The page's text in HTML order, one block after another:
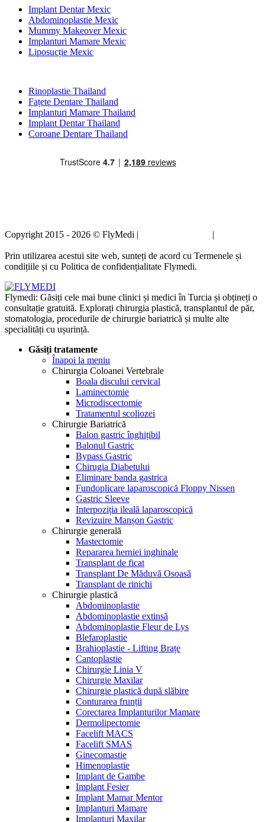
Implant Dentar Mexic
Abdominoplastie Mexic
Mummy Makeover Mexic
Implanturi Mamare Mexic
Liposucție Mexic
Rinoplastie Thailand
Fațete Dentare Thailand
Implanturi Mamare Thailand
Implant Dentar Thailand
Coroane Dentare Thailand
Copyright 2015 - 2026 © FlyMedi | |
Prin utilizarea acestui site web, sunteți de acord cu Termenele și
condițiile și cu Politica de confidențialitate Flymedi.
Flymedi: Găsiți cele mai bune clinici și medici în Turcia și obțineți o
consultație gratuită. Explorați chirurgia plastică, transplantul de păr,
stomatologia, procedurile de chirurgie bariatrică și multe alte
specialități cu ușurință.
Găsiți tratamente
Înapoi la meniu
Chirurgia Coloanei Vertebrale
Boala discului cervical
Laminectomie
Microdiscectomie
Tratamentul scoliozei
Chirurgie Bariatrică
Balon gastric înghițibil
Balonul Gastric
Bypass Gastric
Chirugia Diabetului
Eliminare banda gastrica
Fundoplicare laparoscopică Floppy Nissen
Gastric Sleeve
Interpoziția ileală laparoscopică
Revizuire Manșon Gastric
Chirurgie generală
Mastectomie
Repararea herniei inghinale
Transplant de ficat
Transplant De Măduvă Osoasă
Transplant de rinichi
Chirurgie plastică
Abdominoplastie
Abdominoplastie extinsă
Abdominoplastie Fleur de Lys
Blefaroplastie
Brahioplastie - Lifting Brațe
Cantoplastie
Chirurgie Linia V
Chirurgie Maxilar
Chirurgie plastică după slăbire
Conturarea frunții
Corectarea Implanturilor Mamare
Dermolipectomie
Facelift MACS
Facelift SMAS
Ginecomastie
Himenoplastie
Implant de Gambe
Implant Fesier
Implant Mamar Mentor
Implanturi Mamare
Implanturi Maxilar